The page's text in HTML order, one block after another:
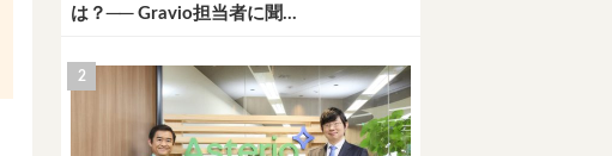
は？── Gravio担当者に聞...